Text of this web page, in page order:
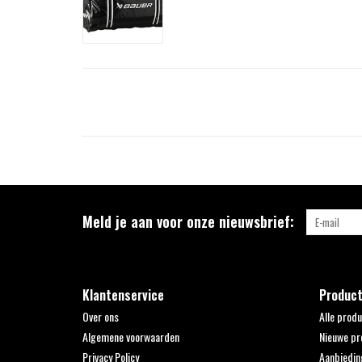
Meld je aan voor onze nieuwsbrief:
Klantenservice
Over ons
Algemene voorwaarden
Privacy Policy
Alle
Nieuwe